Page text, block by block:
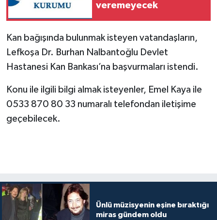
veremeyecek
Kan bağışında bulunmak isteyen vatandaşların,
Lefkoşa Dr. Burhan Nalbantoğlu Devlet
Hastanesi Kan Bankası’na başvurmaları istendi.
Konu ile ilgili bilgi almak isteyenler, Emel Kaya ile
0533 870 80 33 numaralı telefondan iletişime
geçebilecek.
Ünlü müzisyenin eşine bıraktığı
miras gündem oldu